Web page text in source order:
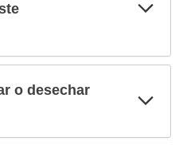
o desechar